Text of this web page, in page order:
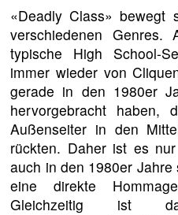
«Deadly Class» bewegt
verschiedenen Genres.
typische High School-
immer wieder von
gerade in den 1980er
hervorgebracht haben,
Außenseiter in den
rückten. Daher ist es
auch in den 1980er
eine direkte
Gleichzeitig ist